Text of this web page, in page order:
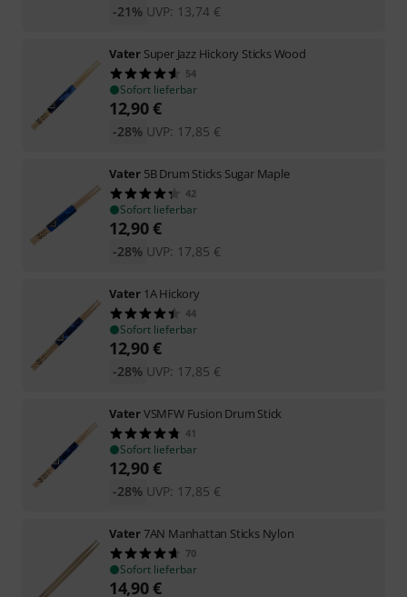
UVP: 13,74 €
-21%
Vater Super Jazz Hickory Sticks Wood
54
Sofort lieferbar
12,90€
UVP: 17,85 €
-28%
Vater 5B Drum Sticks Sugar Maple
42
Sofort lieferbar
12,90€
UVP: 17,85 €
-28%
Vater 1A Hickory
44
Sofort lieferbar
12,90€
UVP: 17,85 €
-28%
VaterVSMFW Fusion Drum Stick
41
Sofort lieferbar
12,90€
UVP: 17,85 €
-28%
Vater7AN Manhattan Sticks Nylon
70
Sofort lieferbar
14,90€